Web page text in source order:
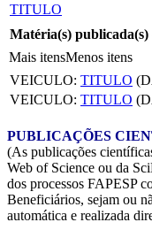
TITULO
Matéria(s)
Mais itensMenos itens
VEICULO: TITULO
VEICULO: TITULO
PUBLICAÇÕES
(As publicações
Web of Science ou da
dos processos FAPESP
Beneficiários, sejam ou
automática e realizada